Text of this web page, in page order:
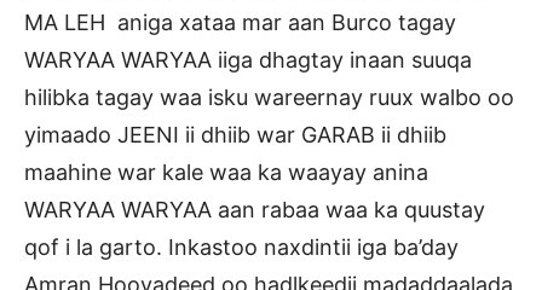
MA LEH aniga xataa mar aan Burco tagay
WARYAA WARYAA iiga dhagtay inaan suuqa
hilibka tagay waa isku wareernay ruux walbo oo
yimaado JEENI ii dhiib war GARAB ii dhiib
maahine war kale waa ka waayay anina
WARYAA WARYAA aan rabaa waa ka quustay
qof i la garto. Inkastoo naxdintii iga ba’day
Amran Hooyadeed oo hadlkeedii madaddaalada